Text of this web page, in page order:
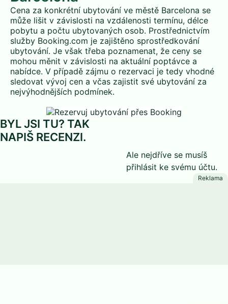
Cena za konkrétní ubytování ve městě Barcelona se
může lišit v závislosti na vzdálenosti termínu, délce
pobytu a počtu ubytovaných osob. Prostřednictvím
služby Booking.com je zajištěno sprostředkování
ubytování. Je však třeba poznamenat, že ceny se
mohou měnit v závislosti na aktuální poptávce a
nabídce. V případě zájmu o rezervaci je tedy vhodné
sledovat vývoj cen a včas zajistit své ubytování za
nejvýhodnějších podmínek.
BYL JSI TU? TAK
NAPIŠ RECENZI.
Ale nejdříve se musíš
přihlásit ke svému účtu.